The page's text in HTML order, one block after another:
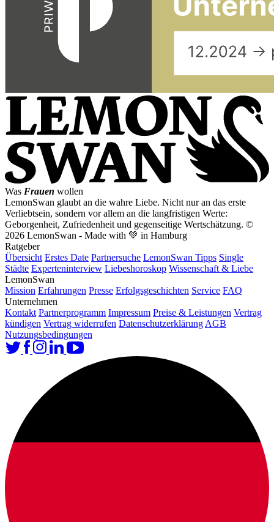
Was Frauen wollen
LemonSwan glaubt an die wahre Liebe. Nicht nur an das erste
Verliebtsein, sondern vor allem an die langfristigen Werte:
Geborgenheit, Zufriedenheit und gegenseitige Wertschätzung. ©
2026 LemonSwan - Made with 💚 in Hamburg
Ratgeber
Übersicht Erstes Date Partnersuche LemonSwan Tipps Single
Städte Experteninterview Liebeshoroskop Wissenschaft & Liebe
LemonSwan
Mission Erfahrungen Presse Erfolgsgeschichten Service FAQ
Unternehmen
Kontakt Partnerprogramm Impressum Preise & Leistungen Vertrag
kündigen Vertrag widerrufen Datenschutzerklärung AGB
Nutzungsbedingungen